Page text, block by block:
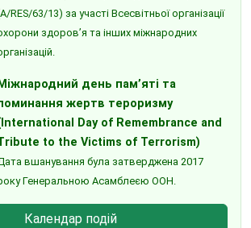
RES/63/13) за участі Всесвітньої організації
здоров’я та інших міжнародних
Міжнародний день пам’яті та
жертв тероризму
Day of Remembrance and
to the Victims of Terrorism)
вшанування була затверджена 2017
Генеральною Асамблеєю ООН.
Календар подій